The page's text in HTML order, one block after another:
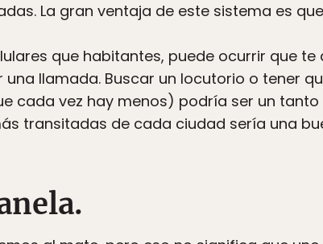
La gran ventaja de este sistema es
que habitantes, puede ocurrir que te
llamada. Buscar un locutorio o tener
cada vez hay menos) podría ser un tanto
transitadas ​de cada ciudad ​​sería una